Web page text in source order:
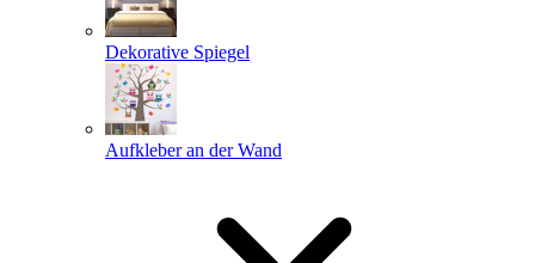
Dekorative Spiegel
Aufkleber an der Wand